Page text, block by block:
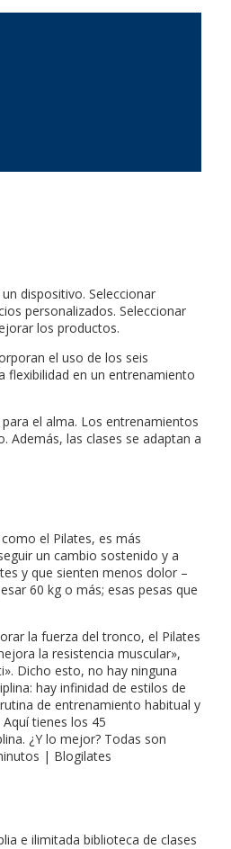
dispositivo. Seleccionar
personalizados. Seleccionar
los productos.
el uso de los seis
flexibilidad en un entrenamiento
el alma. Los entrenamientos
Además, las clases se adaptan a
el Pilates, es más
un cambio sostenido y a
y que sienten menos dolor –
60 kg o más; esas pesas que
la fuerza del tronco, el Pilates
la resistencia muscular»,
Dicho esto, no hay ninguna
hay infinidad de estilos de
de entrenamiento habitual y
tienes los 45
¿Y lo mejor? Todas son
| Blogilates
e ilimitada biblioteca de clases